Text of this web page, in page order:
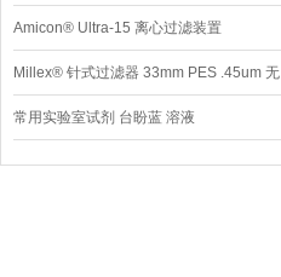
Amicon® Ultra-15 离心过滤装置
Millex® 针式过滤器 33mm PES .45um 无
菌
常用实验室试剂 台盼蓝 溶液